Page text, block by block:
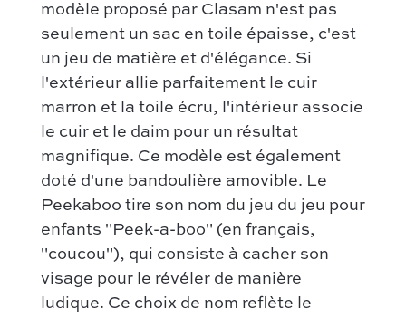
Sac à main
Sac bandoulière
Nos modèles préférés :
Kelly – Hermès
Niki – Saint Laurent
Lady Dior – Dior
Timeless – Chanel
Chanel 22 – Chanel
Capucines – Louis Vuitton
Hermès
Bottega Veneta
Dior
Louis Vuitton
Chanel
Nos modèles préférés :
Kelly 28 – Hermès
Niki – Saint Laurent
Lady Dior – Dior
Comment ça marche
Authentification par Entrupy
Conditions générales de vente
modèle proposé par Clasam n'est pas
seulement un sac en toile épaisse, c'est
un jeu de matière et d'élégance. Si
l'extérieur allie parfaitement le cuir
marron et la toile écru, l'intérieur associe
le cuir et le daim pour un résultat
magnifique. Ce modèle est également
doté d'une bandoulière amovible. Le
Peekaboo tire son nom du jeu du jeu pour
enfants "Peek-a-boo" (en français,
"coucou"), qui consiste à cacher son
visage pour le révéler de manière
ludique. Ce choix de nom reflète le